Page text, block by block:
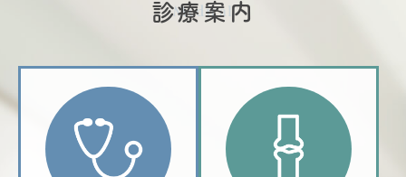
Medical
診療案内